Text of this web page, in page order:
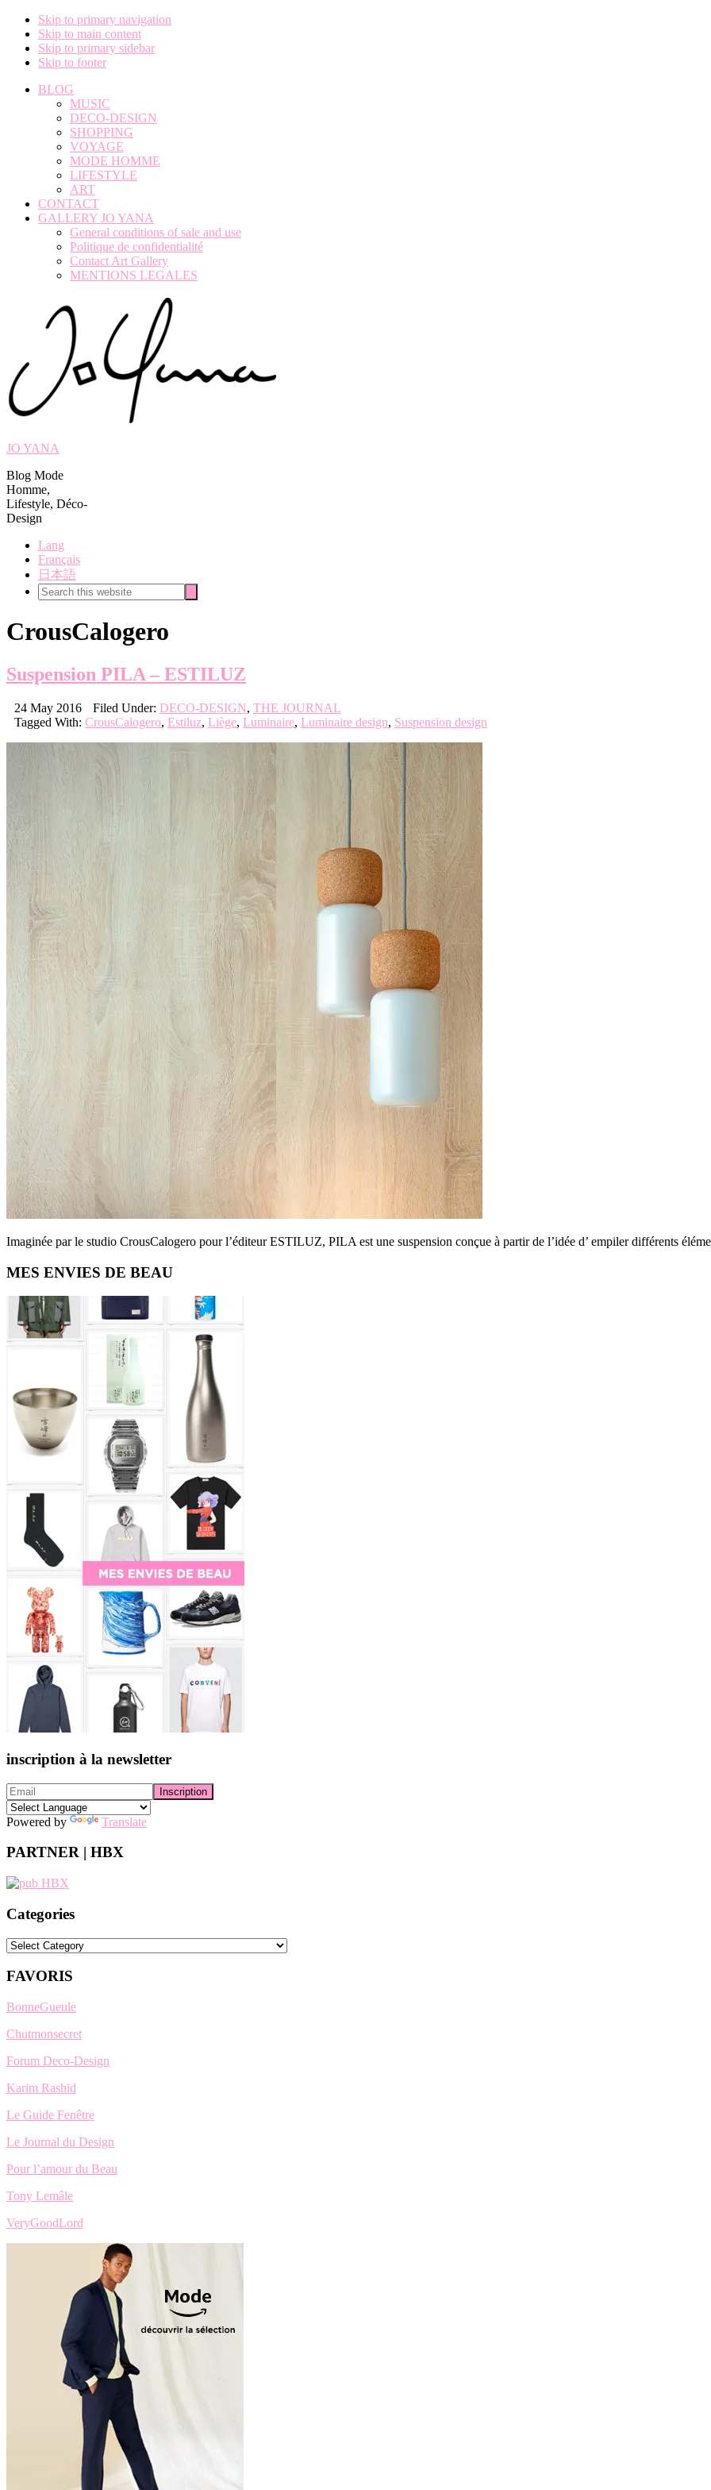
Skip to primary navigation
Skip to main content
Skip to primary sidebar
Skip to footer
BLOG
MUSIC
DECO-DESIGN
SHOPPING
VOYAGE
MODE HOMME
LIFESTYLE
ART
CONTACT
GALLERY JO YANA
General conditions of sale and use
Politique de confidentialité
Contact Art Gallery
MENTIONS LEGALES
JO YANA
Blog Mode
Homme,
Lifestyle, Déco-
Design
Lang
Français
日本語
Search
this
CrousCalogero
Suspension PILA – ESTILUZ
24 May 2016 Filed Under: DECO-DESIGN, THE JOURNAL
Tagged With: CrousCalogero, Estiluz, Liège, Luminaire, Luminaire design, Suspension design
Imaginée par le studio CrousCalogero pour l’éditeur ESTILUZ, PILA est une suspension conçue à partir de l’idée d’ empiler différents
Primary
Sidebar
MES ENVIES DE BEAU
inscription à la newsletter
Powered by Translate
PARTNER | HBX
Categories
Categories
FAVORIS
BonneGueule
Chutmonsecret
Forum Deco-Design
Karim Rashid
Le Guide Fenêtre
Le Journal du Design
Pour l’amour du Beau
Tony Lemâle
VeryGoodLord